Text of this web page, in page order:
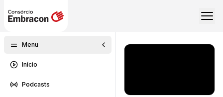
Menu
Início
Podcasts